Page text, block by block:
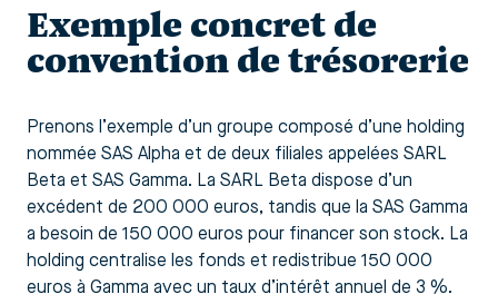
Exemple concret de
convention de trésorerie
Prenons l’exemple d’un groupe composé d’une holding
nommée SAS Alpha et de deux filiales appelées SARL
Beta et SAS Gamma. La SARL Beta dispose d’un
excédent de 200 000 euros, tandis que la SAS Gamma
a besoin de 150 000 euros pour financer son stock. La
holding centralise les fonds et redistribue 150 000
euros à Gamma avec un taux d’intérêt annuel de 3 %.